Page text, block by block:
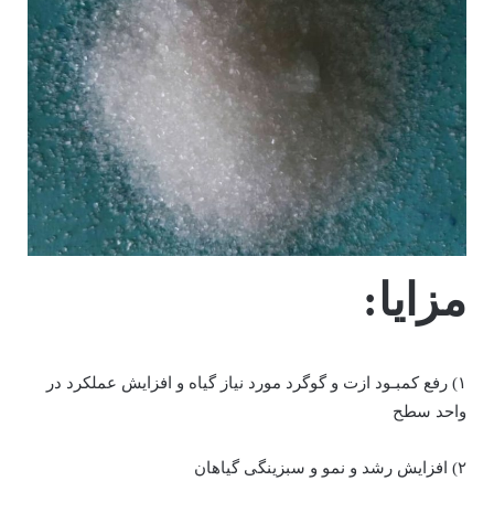
مزایا:
۱) رفع کمبـود ازت و گوگرد مورد نیاز گیاه و افزایش عملکرد در
واحد سطح
۲) افزایش رشد و نمو و سبزینگی گیاهان